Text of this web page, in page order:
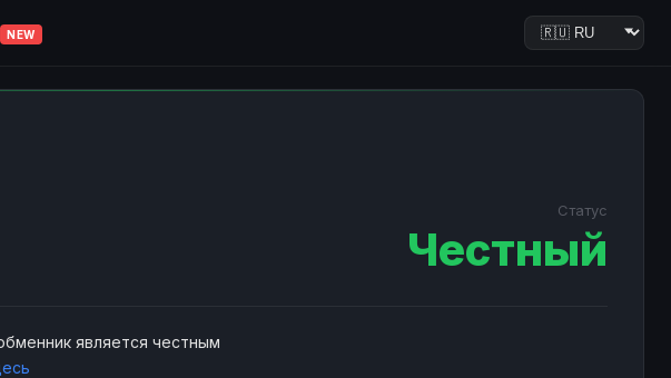
NEW
Статус
Честный
является честным